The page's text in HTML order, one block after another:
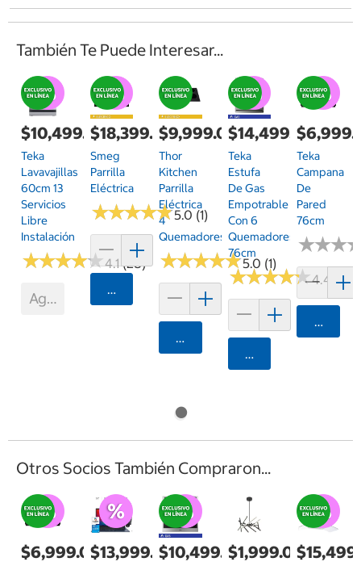
También Te Puede Interesar...
$10,499.00
Teka
Lavavajillas
60cm 13
Servicios
Libre
Instalación
★★★★★
★★★★★4.1 (28)
Agotado
$18,399.00
Smeg
Parrilla
Eléctrica
★★★★★
★★★★★5.0 (1)
Agregar
$9,999.00
Thor
Kitchen
Parrilla
Eléctrica
4
Quemadores
★★★★★
★★★★★5.0 (1)
Agregar
$14,499.00
Teka
Estufa
De Gas
Empotrable
Con 6
Quemadores
76cm
★★★★★
★★★★★4.4 (48)
Agregar
Teka
Campana
De
Pared
76cm
★★★
★★★
Otros Socios También Compraron...
$6,999.00$13,999.00$10,499.00$1,999.00